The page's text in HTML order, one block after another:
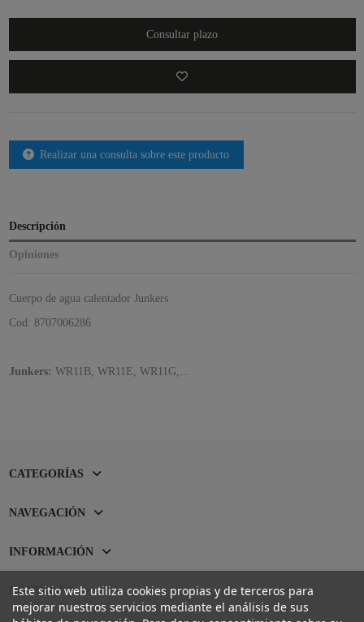
Consultar plazo
Realizar una consulta sobre este producto
Descripción
Opiniones
Cuerpo de agua calentador Junkers
Cod: 8707006286
Junkers: WR11B, WR11E, WR11G,...
CATEGORÍAS
NAVEGACIÓN
INFORMACIÓN
CONTACTO
Este sitio web utiliza cookies propias y de terceros para
mejorar nuestros servicios mediante el análisis de sus